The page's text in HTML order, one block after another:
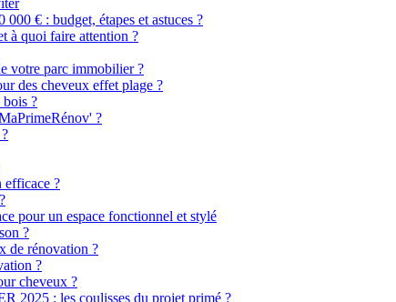
€ : budget, étapes et astuces ?
à quoi faire attention ?
votre parc immobilier ?
des cheveux effet plage ?
bois ?
?
efficace ?
pour un espace fonctionnel et stylé
?
de rénovation ?
?
cheveux ?
2025 : les coulisses du projet primé ?